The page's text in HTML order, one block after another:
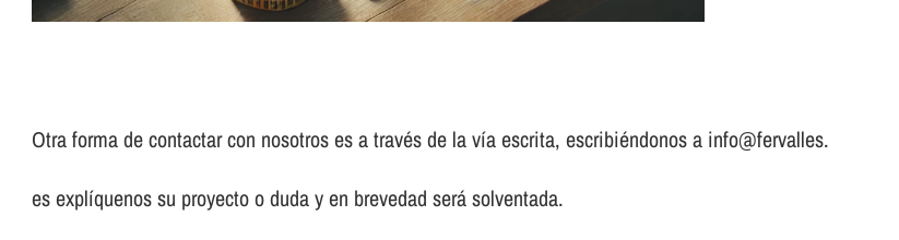
Otra forma de contactar con nosotros es a través de la vía escrita, escribiéndonos a info@fervalles.
es explíquenos su proyecto o duda y en brevedad será solventada.